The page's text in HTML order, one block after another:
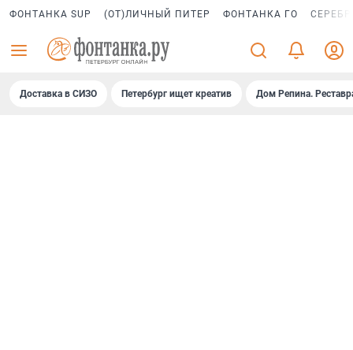
ФОНТАНКА SUP (ОТ)ЛИЧНЫЙ ПИТЕР ФОНТАНКА ГО
Доставка в СИЗО Петербург ищет креатив Дом Репина.